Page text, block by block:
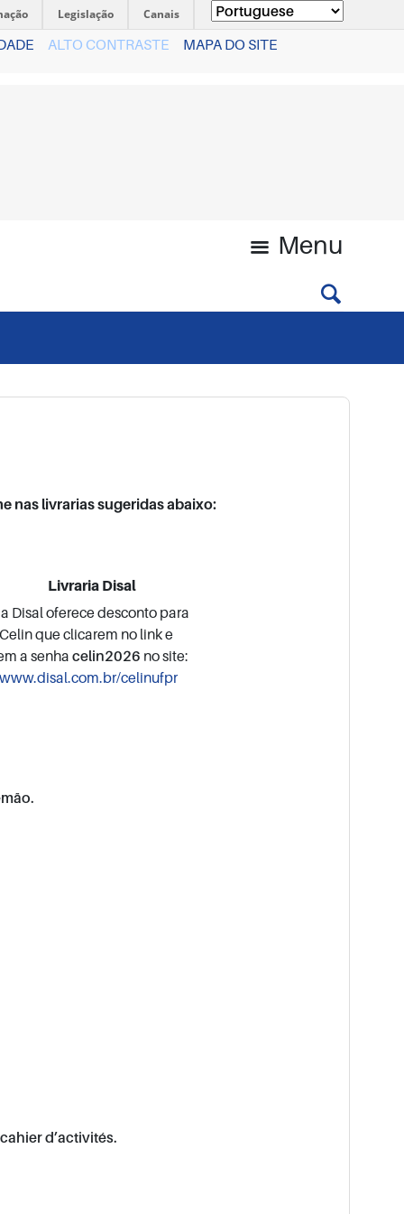
Legislação Canais
ALTO CONTRASTE MAPA DO SITE
Menu
nas livrarias sugeridas abaixo:
Livraria Disal
Disal oferece desconto para
que clicarem no link e
a senha celin2026 no site:
celinufpr
d’activités.